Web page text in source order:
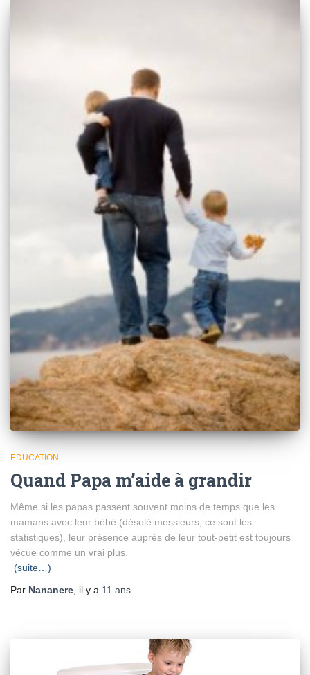
EDUCATION
Quand Papa m’aide à grandir
Même si les papas passent souvent moins de temps que les
mamans avec leur bébé (désolé messieurs, ce sont les
statistiques), leur présence auprès de leur tout-petit est toujours
vécue comme un vrai plus.
(suite…)
Par Nananere , il y a 11 ans